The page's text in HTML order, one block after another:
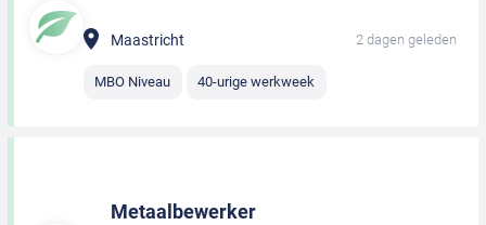
Maastricht 2 dagen geleden
MBO Niveau 40-urige werkweek
Metaalbewerker